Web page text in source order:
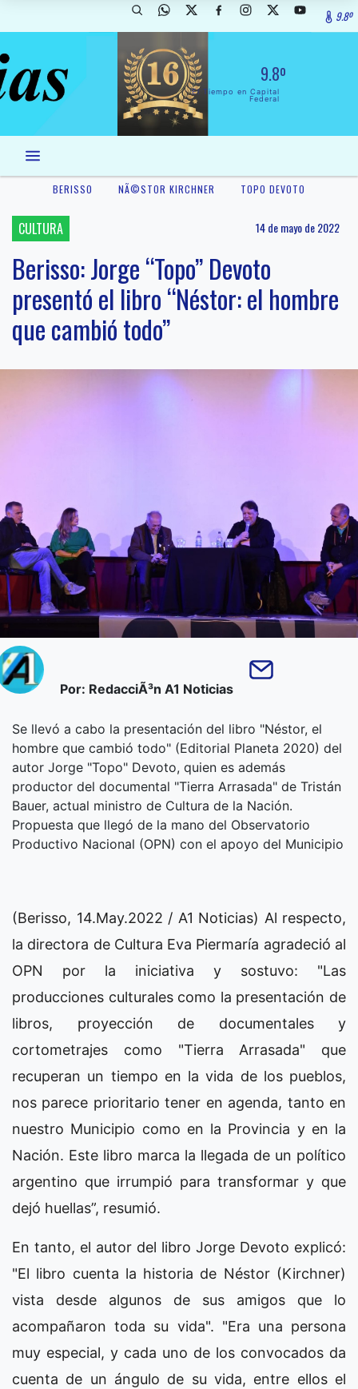
9.8º
9.8º
El Tiempo en Capital
Federal
BERISSO NÃ©STOR KIRCHNER TOPO DEVOTO
CULTURA 14 de mayo de 2022
Berisso: Jorge “Topo” Devoto
presentó el libro “Néstor: el hombre
que cambió todo”
Por: RedacciÃ³n A1 Noticias
Se llevó a cabo la presentación del libro "Néstor, el
hombre que cambió todo" (Editorial Planeta 2020) del
autor Jorge "Topo" Devoto, quien es además
productor del documental "Tierra Arrasada" de Tristán
Bauer, actual ministro de Cultura de la Nación.
Propuesta que llegó de la mano del Observatorio
Productivo Nacional (OPN) con el apoyo del Municipio
(Berisso, 14.May.2022 / A1 Noticias) Al respecto,
la directora de Cultura Eva Piermaría agradeció al
OPN por la iniciativa y sostuvo: "Las
producciones culturales como la presentación de
libros, proyección de documentales y
cortometrajes como "Tierra Arrasada" que
recuperan un tiempo en la vida de los pueblos,
nos parece prioritario tener en agenda, tanto en
nuestro Municipio como en la Provincia y en la
Nación. Este libro marca la llegada de un político
argentino que irrumpió para transformar y que
dejó huellas”, resumió.
En tanto, el autor del libro Jorge Devoto explicó:
"El libro cuenta la historia de Néstor (Kirchner)
vista desde algunos de sus amigos que lo
acompañaron toda su vida". "Era una persona
muy especial, y cada uno de los convocados da
cuenta de un ángulo de su vida, entre ellos el